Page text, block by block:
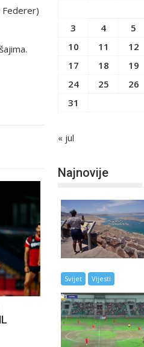
3
4 5
10
11 12
17
18 19
24
25 26
31
« jul
Najnovije
Svijet Vijesti